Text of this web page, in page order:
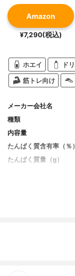
Amazon
¥7,290(税込)
ホエイ ド
筋トレ向け
メーカー会社名
種類
内容量
たんぱく質含有率（％）
たんぱく質量（g）